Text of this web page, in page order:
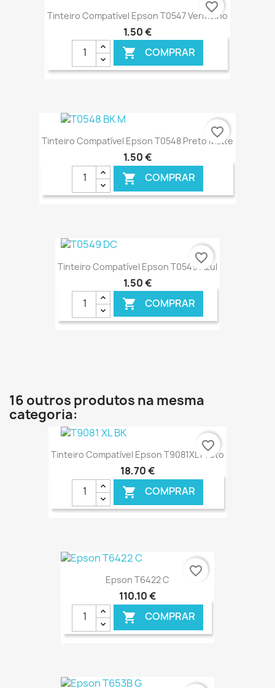
Tinteiro Compatível Epson T0547 Vermelho
1,50 €
 COMPRAR
€ ONLINE
favorite_border
Tinteiro Compatível Epson T0548 Preto Matte
1,50 €
 COMPRAR
€ ONLINE
favorite_border
Tinteiro Compatível Epson T0549 Azul
1,50 €
 COMPRAR
favorite_border
16 outros produtos na mesma
categoria:
Tinteiro Compatível Epson T9081XL Preto
18,70 €
 COMPRAR
€ ONLINE
favorite_border
Epson T6422 C
110,10 €
 COMPRAR
favorite_border